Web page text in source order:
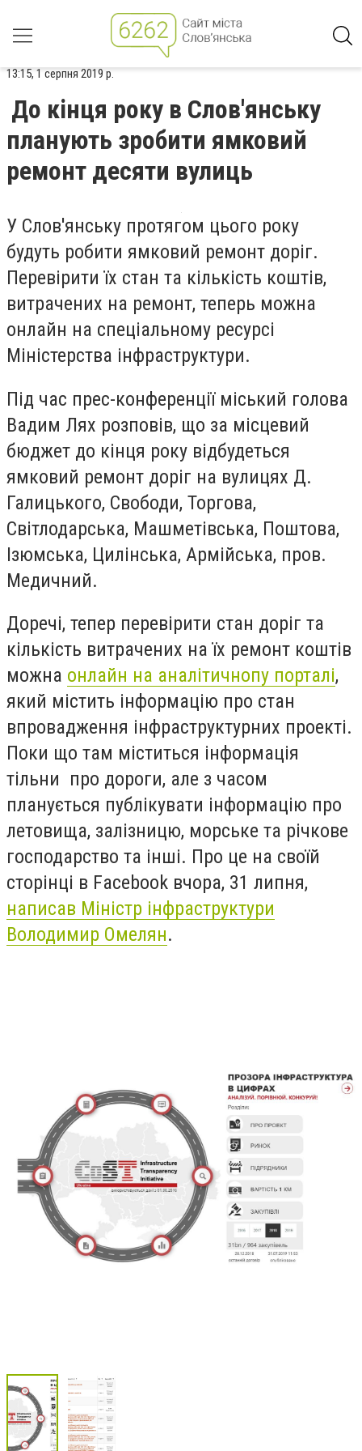
13:15, 1 серпня 2019 р.
До кінця року в Слов'янську
планують зробити ямковий
ремонт десяти вулиць
У Слов'янську протягом цього року
будуть робити ямковий ремонт доріг.
Перевірити їх стан та кількість коштів,
витрачених на ремонт, теперь можна
онлайн на спеціальному ресурсі
Міністерства інфраструктури.
Під час прес-конференції міський голова
Вадим Лях розповів, що за місцевий
бюджет до кінця року відбудеться
ямковий ремонт доріг на вулицях Д.
Галицького, Свободи, Торгова,
Світлодарська, Машметівська, Поштова,
Ізюмська, Цилінська, Армійська, пров.
Медичний.
Доречі, тепер перевірити стан доріг та
кількість витрачених на їх ремонт коштів
можна онлайн на аналітичнопу порталі,
який містить інформацію про стан
впровадження інфраструктурних проекті.
Поки що там міститься інформація
тільни про дороги, але з часом
планується публікувати інформацію про
летовища, залізницю, морське та річкове
господарство та інші. Про це на своїй
сторінці в Facebook вчора, 31 липня,
написав Міністр інфраструктури
Володимир Омелян.